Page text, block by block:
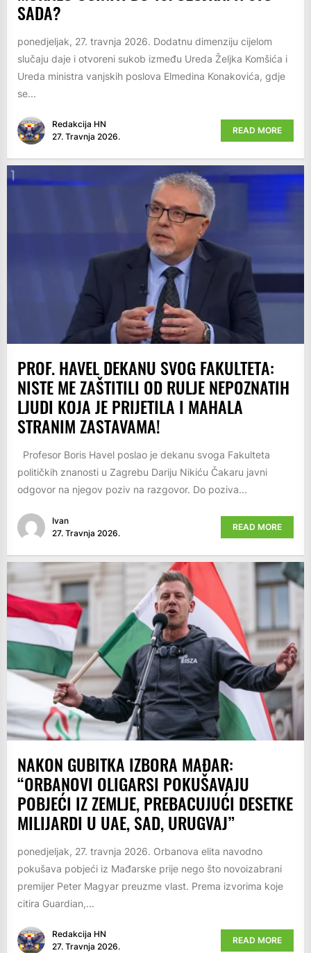
SADA?
ponedjeljak, 27. travnja 2026. Dodatnu dimenziju cijelom
slučaju daje i otvoreni sukob između Ureda Željka Komšića i
Ureda ministra vanjskih poslova Elmedina Konakovića, gdje
se...
Redakcija HN
27. Travnja 2026.
READ MORE
PROF. HAVEL DEKANU SVOG FAKULTETA:
NISTE ME ZAŠTITILI OD RULJE NEPOZNATIH
LJUDI KOJA JE PRIJETILA I MAHALA
STRANIM ZASTAVAMA!
Profesor Boris Havel poslao je dekanu svoga Fakulteta
političkih znanosti u Zagrebu Dariju Nikiću Čakaru javni
odgovor na njegov poziv na razgovor. Do poziva...
Ivan
27. Travnja 2026.
READ MORE
NAKON GUBITKA IZBORA MAĐAR:
“ORBANOVI OLIGARSI POKUŠAVAJU
POBJEĆI IZ ZEMLJE, PREBACUJUĆI DESETKE
MILIJARDI U UAE, SAD, URUGVAJ”
ponedjeljak, 27. travnja 2026. Orbanova elita navodno
pokušava pobjeći iz Mađarske prije nego što novoizabrani
premijer Peter Magyar preuzme vlast. Prema izvorima koje
citira Guardian,...
Redakcija HN
27. Travnja 2026.
READ MORE